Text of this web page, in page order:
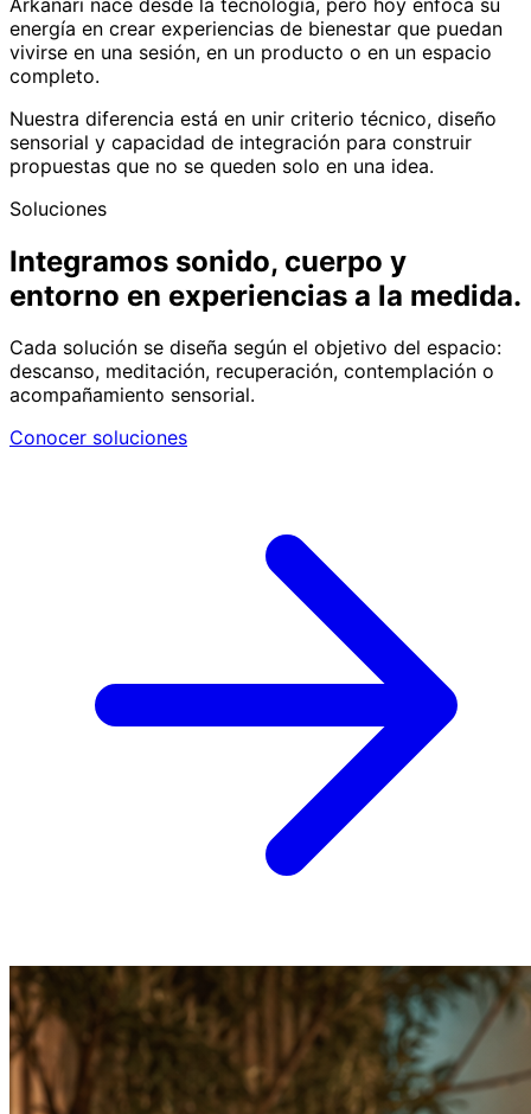
energía en crear experiencias de bienestar que puedan
vivirse en una sesión, en un producto o en un espacio
completo.
Nuestra diferencia está en unir criterio técnico, diseño
sensorial y capacidad de integración para construir
propuestas que no se queden solo en una idea.
Soluciones
Integramos sonido, cuerpo y
entorno en experiencias a la medida.
Cada solución se diseña según el objetivo del espacio:
descanso, meditación, recuperación, contemplación o
acompañamiento sensorial.
Conocer soluciones